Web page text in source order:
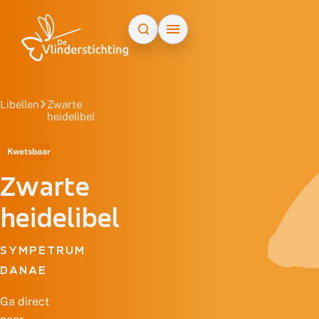
Libellen
Zwarte
heidelibel
Kwetsbaar
Zwarte
heidelibel
SYMPETRUM
DANAE
Ga direct